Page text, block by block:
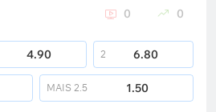
0 0
4.90 2 6.80
MAIS 2.5 1.50